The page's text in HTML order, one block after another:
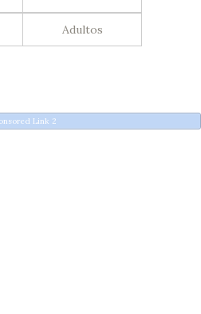
Adultos
Link 2